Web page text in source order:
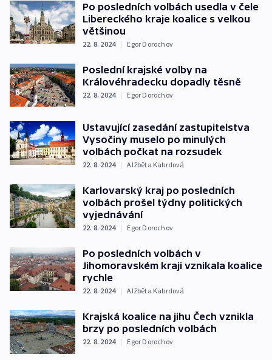
Po posledních volbách usedla v čele
Libereckého kraje koalice s velkou
většinou
22. 8. 2024 | Egor Dorochov
Poslední krajské volby na
Královéhradecku dopadly těsně
22. 8. 2024 | Egor Dorochov
Ustavující zasedání zastupitelstva
Vysočiny muselo po minulých
volbách počkat na rozsudek
22. 8. 2024 | Alžběta Kabrdová
Karlovarský kraj po posledních
volbách prošel týdny politických
vyjednávání
22. 8. 2024 | Egor Dorochov
Po posledních volbách v
Jihomoravském kraji vznikala koalice
rychle
22. 8. 2024 | Alžběta Kabrdová
Krajská koalice na jihu Čech vznikla
brzy po posledních volbách
22. 8. 2024 | Egor Dorochov